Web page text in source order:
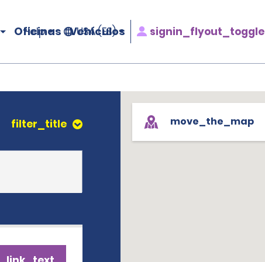
Oficinas Vehículos
Help USA (ES) signin_flyout_toggle
filter_title move_the_map